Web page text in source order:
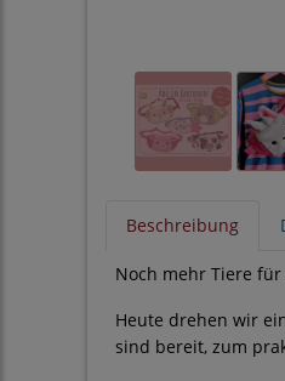
Beschreibung
Noch mehr Tiere
Heute drehen wir
sind bereit, zum